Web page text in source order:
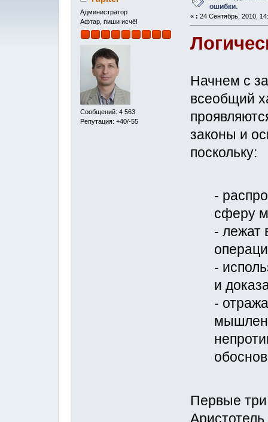
Администратор
Афтар, пиши исчё!
Сообщений: 4 563
Репутация: +40/-55
ошибки.
« : 24 Сентябрь, 2010,
Начнем с
всеобщий
законы и
поскольку:
-
сферу
- лежат
-
и
-
Первые